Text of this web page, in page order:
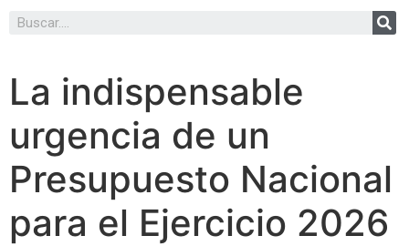
La indispensable
urgencia de un
Presupuesto Nacional
para el Ejercicio 2026